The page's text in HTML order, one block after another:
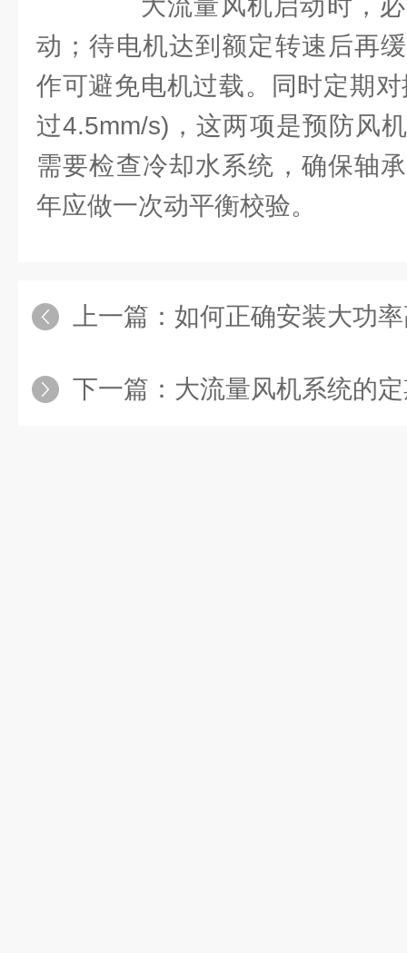
大流量风机启动时，必
动；待电机达到额定转速后再
作可避免电机过载。同时定期
过4.5mm/s)，这两项是预防风
需要检查冷却水系统，确保轴
年应做一次动平衡校验。
上一篇： 如何正确安装大功率高压吸风机
下一篇： 大流量风机系统的